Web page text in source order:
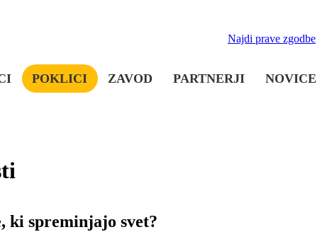
POKLICI ZAVOD PARTNERJI NOVICE
Najdi prave zgodbe
ki spreminjajo svet?